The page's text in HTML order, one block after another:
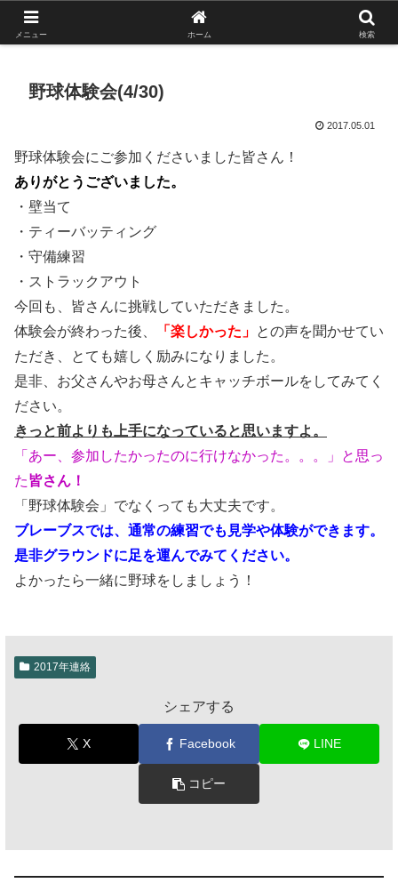
がんばれ！フルスイング！境南ブレーブス！
野球体験会(4/30)
2017.05.01
野球体験会にご参加くださいました皆さん！
ありがとうございました。
・壁当て
・ティーバッティング
・守備練習
・ストラックアウト
今回も、皆さんに挑戦していただきました。
体験会が終わった後、
「楽しかった」 との声を聞かせてい
ただき、とても嬉しく励みになりました。
是非、お父さんやお母さんとキャッチボールをしてみてく
ださい。
きっと前よりも上手になっていると思いますよ。
「あー、参加したかったのに行けなかった。。。」と思っ
た皆さん！
「野球体験会」でなくっても大丈夫です。
ブレーブスでは、通常の練習でも見学や体験ができます。
是非グラウンドに足を運んでみてください。
よかったら一緒に野球をしましょう！
2017年連絡
シェアする
X Facebook LINE
コピー
メニュー ホーム 検索